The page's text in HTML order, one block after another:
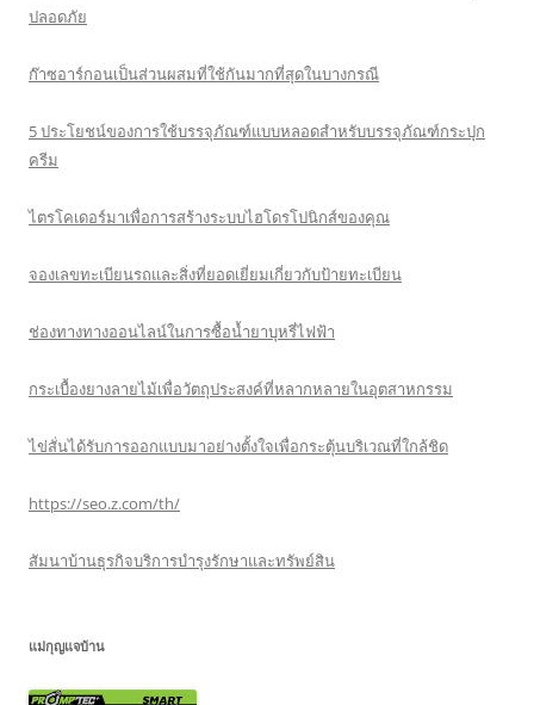
ปลอดภัย
ก๊าซอาร์กอนเป็นส่วนผสมที่ใช้กันมากที่สุดในบางกรณี
5 ประโยชน์ของการใช้บรรจุภัณฑ์แบบหลอดสำหรับบรรจุภัณฑ์กระปุก
ครีม
ไตรโคเดอร์มาเพื่อการสร้างระบบไฮโดรโปนิกส์ของคุณ
จองเลขทะเบียนรถและสิ่งที่ยอดเยี่ยมเกี่ยวกับป้ายทะเบียน
ช่องทางทางออนไลน์ในการซื้อน้ำยาบุหรี่ไฟฟ้า
กระเบื้องยางลายไม้เพื่อวัตถุประสงค์ที่หลากหลายในอุตสาหกรรม
ไข่สั่นได้รับการออกแบบมาอย่างตั้งใจเพื่อกระตุ้นบริเวณที่ใกล้ชิด
https://seo.z.com/th/
สัมนาบ้านธุรกิจบริการบำรุงรักษาและทรัพย์สิน
แม่กุญแจบ้าน